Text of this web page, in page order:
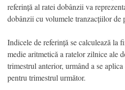
referință al ratei dobânzii va
dobânzii cu volumele tranzacțiilor de
Indicele de referință se calculează la
medie aritmetică a ratelor zilnice ale
trimestrul anterior, urmând a se
pentru trimestrul următor.